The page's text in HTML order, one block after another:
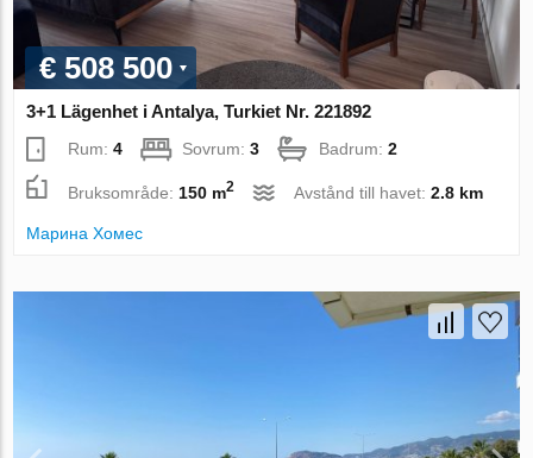
€ 508 500
3+1 Lägenhet i Antalya, Turkiet Nr. 221892
Rum:4 Sovrum:3 Badrum:2
Bruksområde: 150 m2 Avstånd till havet:2.8 km
Марина Хомес